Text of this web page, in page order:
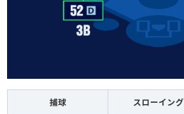
捕球 スローイング